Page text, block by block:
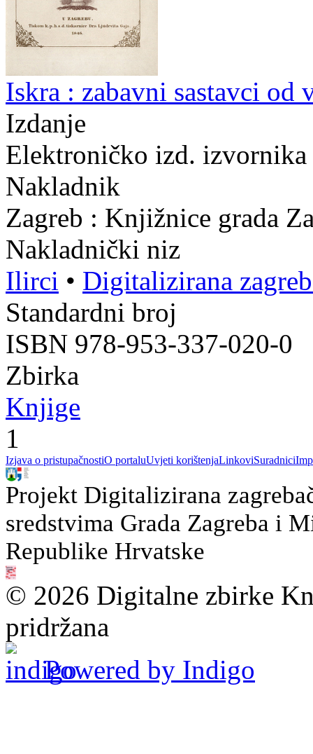
Iskra : zabavni sastavci od
Izdanje
Elektroničko izd.
Nakladnik
Zagreb : Knjižnice grada
Nakladnički niz
Ilirci • Digitalizirana
Standardni broj
ISBN 978-953-337-020-0
Zbirka
Knjige
1
Izjava o pristupačnostiO portaluUvjeti korištenjaLinkoviSuradnici
Projekt Digitalizirana
sredstvima Grada Zagreba i
Republike Hrvatske
© 2026 Digitalne zbirke
pridržana
Powered by Indigo